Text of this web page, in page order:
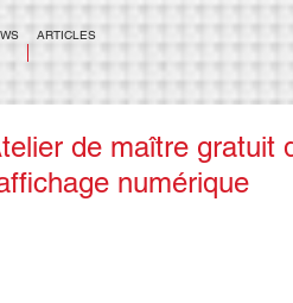
ARTICLES
de maître gratuit
numérique